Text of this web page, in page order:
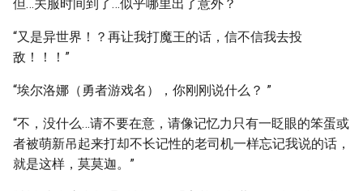
但…关服时间到了…似乎哪里出了意外？
“又是异世界！？再让我打魔王的话，信不信我去投
敌！！！”
“埃尔洛娜（勇者游戏名），你刚刚说什么？ ”
“不，没什么…请不要在意，请像记忆力只有一眨眼的笨蛋或
者被萌新吊起来打却不长记性的老司机一样忘记我说的话，
就是这样，莫莫迦。”